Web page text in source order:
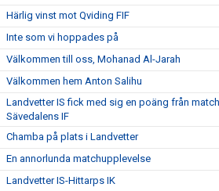
Härlig vinst mot Qviding FIF
Inte som vi hoppades på
Välkommen till oss, Mohanad Al-Jarah
Välkommen hem Anton Salihu
Landvetter IS fick med sig en poäng från
Sävedalens IF
Chamba på plats i Landvetter
En annorlunda matchupplevelse
Landvetter IS-Hittarps IK